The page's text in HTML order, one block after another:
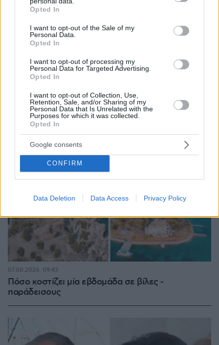
grant or deny consent to Google and its third-party tags to
use your data for below specified purposes in below Google
consent section.
Opted In
I want to opt-out of the Sale of my
Personal Data.
Opted In
I want to opt-out of processing my
Personal Data for Targeted Advertising.
Opted In
I want to opt-out of Collection, Use,
Retention, Sale, and/or Sharing of my
Personal Data that Is Unrelated with the
Purposes for which it was collected.
Opted In
Google consents
CONFIRM
Data Deletion Data Access Privacy Policy
Οικογενειακή τραγωδία στις Σέρρες, μητέρα και
γιος οι νεκροί από την μετωπική φορτηγού με ΙΧ -
Βίντεο ντοκουμέντο από τη στιγμή της
σύγκρουσης
Πόσο κοστίζει μία εβδομάδα σε βίλες -
παράδεισους
07.08.2026, 09:43